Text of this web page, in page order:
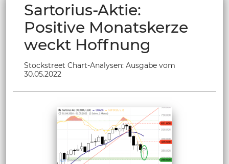
Sartorius-Aktie:
Positive Monatskerze
weckt Hoffnung
Stockstreet Chart-Analysen: Ausgabe vom
30.05.2022